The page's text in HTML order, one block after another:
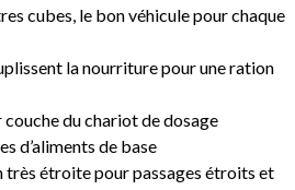
TRANSBORDEMENT
cubes, le bon véhicule pour chaque
la nourriture pour une ration
du chariot de dosage
d’aliments de base
très étroite pour passages étroits et